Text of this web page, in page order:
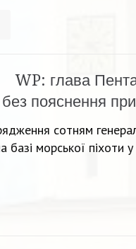
WP: глава
без пояснення
сотням
морської піхоти